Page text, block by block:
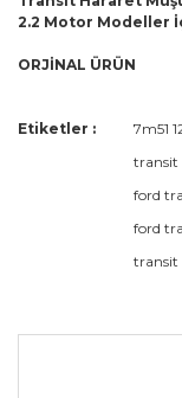
2.2 Motor Modeller
ORJİNAL ÜRÜN
Bu
Bu ürünün fiyat
kullanarak
Görüş ve
Ürün fiyatı
Bu ürüne
Etiketler : 7m51
transit
ford
ford
transit